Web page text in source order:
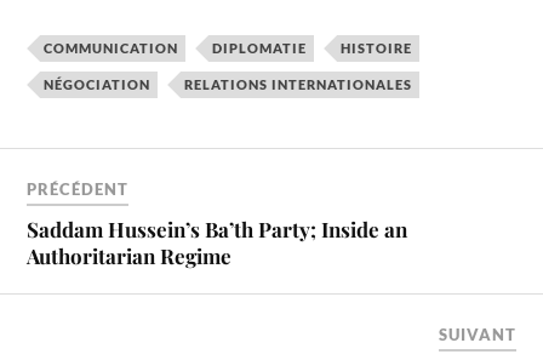
COMMUNICATION DIPLOMATIE HISTOIRE
NÉGOCIATION RELATIONS INTERNATIONALES
PRÉCÉDENT
Saddam Hussein’s Ba’th Party; Inside an
Authoritarian Regime
SUIVANT